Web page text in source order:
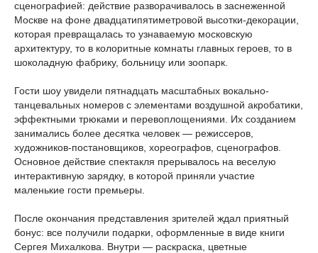
сценографией: действие разворачивалось в заснеженной
Москве на фоне двадцатипятиметровой высотки-декорации,
которая превращалась то узнаваемую московскую
архитектуру, то в колоритные комнаты главных героев, то в
шоколадную фабрику, больницу или зоопарк.
Гости шоу увидели пятнадцать масштабных вокально-
танцевальных номеров с элементами воздушной акробатики,
эффектными трюками и перевоплощениями. Их созданием
занимались более десятка человек — режиссеров,
художников-постановщиков, хореографов, сценографов.
Основное действие спектакля прерывалось на веселую
интерактивную зарядку, в которой приняли участие
маленькие гости премьеры.
После окончания представления зрителей ждал приятный
бонус: все получили подарки, оформленные в виде книги
Сергея Михалкова. Внутри — раскраска, цветные